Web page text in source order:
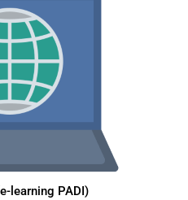
learning PADI)